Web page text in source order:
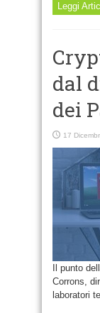
Leggi
dal
dei
17
Il punto
Corrons,
laboratori